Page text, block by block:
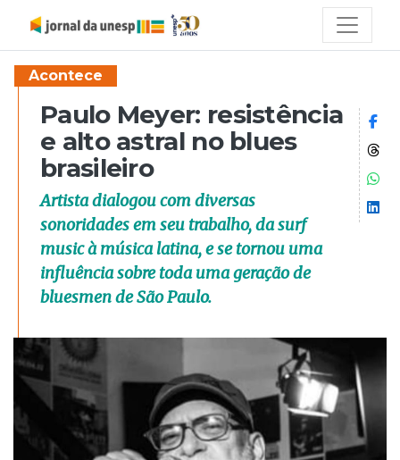
Acontece
Paulo Meyer: resistência
e alto astral no blues
brasileiro
Artista dialogou com diversas
sonoridades em seu trabalho, da surf
music à música latina, e se tornou uma
influência sobre toda uma geração de
bluesmen de São Paulo.